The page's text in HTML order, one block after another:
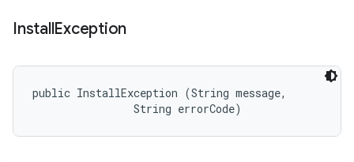
InstallException
public InstallException (String message,
                String errorCode)